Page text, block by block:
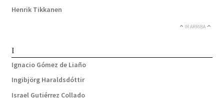
Henrik Tikkanen
IR ARRIBA
I
Ignacio Gómez de Liaño
Ingibjörg Haraldsdóttir
Israel Gutiérrez Collado